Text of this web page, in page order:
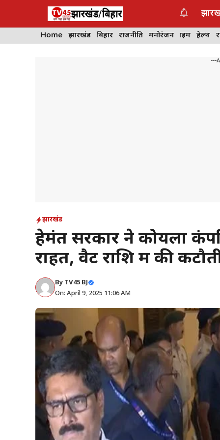
content
Home झारखंड बिहार राजनीति मनोरंजन क्राइम हेल्थ
---
झारखंड
हेमंत सरकार ने कोयला
राहत, वैट राशि में की
By TV45 BJ
On: April 9, 2025 11:06 AM